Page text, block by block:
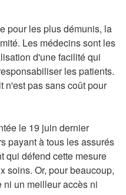
pour les plus démunis, la
Les médecins sont les
d'une facilité qui
les patients.
n'est pas sans coût pour
le 19 juin dernier
payant à tous les assurés
qui défend cette mesure
soins. Or, pour beaucoup,
un meilleur accès ni